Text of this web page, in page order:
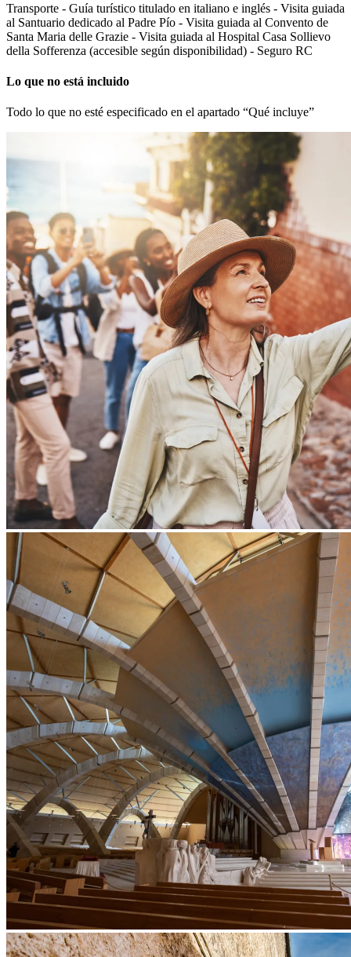
Transporte - Guía turístico titulado en italiano e inglés - Visita guiada
al Santuario dedicado al Padre Pío - Visita guiada al Convento de
Santa Maria delle Grazie - Visita guiada al Hospital Casa Sollievo
della Sofferenza (accesible según disponibilidad) - Seguro RC
Lo que no está incluido
Todo lo que no esté especificado en el apartado “Qué incluye”